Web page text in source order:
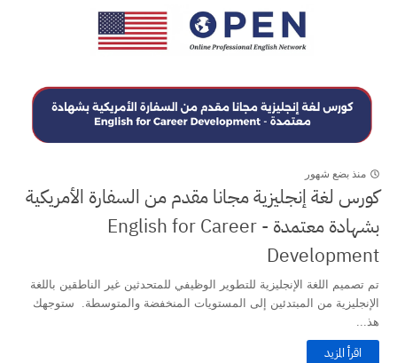
منذ بضع شهور
كورس لغة إنجليزية مجانا مقدم من السفارة الأمريكية
بشهادة معتمدة - English for Career
Development
تم تصميم اللغة الإنجليزية للتطوير الوظيفي للمتحدثين غير الناطقين باللغة
الإنجليزية من المبتدئين إلى المستويات المنخفضة والمتوسطة. ستوجهك
هذ...
اقرأ المزيد